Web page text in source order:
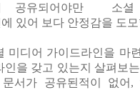
공유되어야만
소
있어 보다 안정감을 도
미디어 가이드라인을 마
인을 갖고 있는지 살펴보
서가 공유된적이 없어 ,